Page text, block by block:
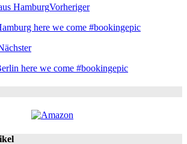
Vorheriger
here we come #bookingepic
here we come #bookingepic